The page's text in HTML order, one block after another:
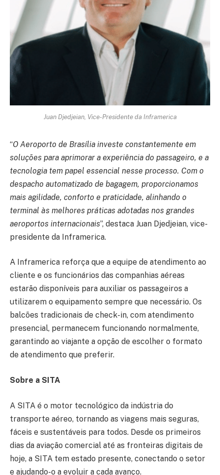
Juan Djedjeian, Vice-Presidente da Inframerica
“O Aeroporto de Brasília investe constantemente em
soluções para aprimorar a experiência do passageiro, e a
tecnologia tem papel essencial nesse processo. Com o
despacho automatizado de bagagem, proporcionamos
mais agilidade, conforto e praticidade, alinhando o
terminal às melhores práticas adotadas nos grandes
aeroportos internacionais”, destaca Juan Djedjeian, vice-
presidente da Inframerica.
A Inframerica reforça que a equipe de atendimento ao
cliente e os funcionários das companhias aéreas
estarão disponíveis para auxiliar os passageiros a
utilizarem o equipamento sempre que necessário. Os
balcões tradicionais de check-in, com atendimento
presencial, permanecem funcionando normalmente,
garantindo ao viajante a opção de escolher o formato
de atendimento que preferir.
Sobre a SITA
A SITA é o motor tecnológico da indústria do
transporte aéreo, tornando as viagens mais seguras,
fáceis e sustentáveis para todos. Desde os primeiros
dias da aviação comercial até as fronteiras digitais de
hoje, a SITA tem estado presente, conectando o setor
e ajudando-o a evoluir a cada avanço.